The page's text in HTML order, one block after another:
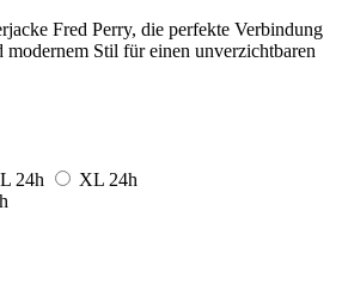
Fred Perry, die perfekte Verbindung
modernem Stil für einen unverzichtbaren
L 24h XL 24h